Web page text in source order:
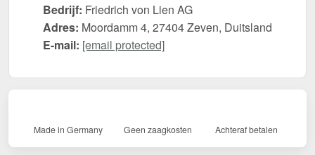
Bedrijf: Friedrich von Lien AG
Adres: Moordamm 4, 27404 Zeven, Duitsland
E-mail: [email protected]
Made in Germany Geen zaagkosten Achteraf betalen